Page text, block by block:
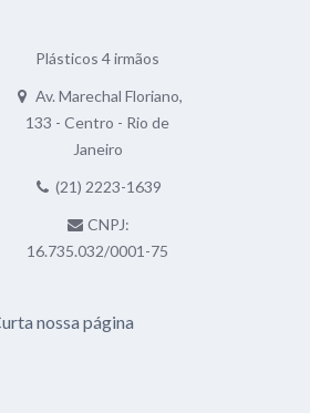
Plásticos 4 irmãos
Av. Marechal Floriano,
133 - Centro - Rio de
Janeiro
(21) 2223-1639
CNPJ:
16.735.032/0001-75
nossa página